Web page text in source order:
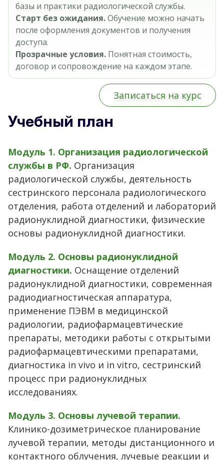
базы и практики радиологической службы.
Старт без ожидания.Обучение можно начать
после оформления документов и получения
доступа.
Прозрачные условия. Понятная стоимость,
договор и сопровождение на каждом этапе.
Записаться на курс
Учебный план
Модуль 1. Организация радиологической
службы в РФ. Организация
радиологической службы, деятельность
сестринского персонала радиологического
отделения, работа отделений и лабораторий
радионуклидной диагностики, физические
основы радионуклидной диагностики.
Модуль 2. Основы радионуклидной
диагностики. Оснащение отделений
радионуклидной диагностики, современная
радиодиагностическая аппаратура,
применение ПЭВМ в медицинской
радиологии, радиофармацевтические
препараты, методики работы с открытыми
радиофармацевтическими препаратами,
диагностика in vivo и in vitro, сестринский
процесс при радионуклидных
исследованиях.
Модуль 3. Основы лучевой терапии.
Клинико-дозиметрическое планирование
лучевой терапии, методы дистанционного и
контактного облучения, лучевые реакции и